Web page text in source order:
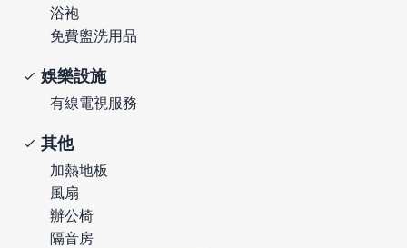
浴袍
免費盥洗用品
娛樂設施
有線電視服務
其他
加熱地板
風扇
辦公椅
隔音房